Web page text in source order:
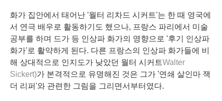
화가 집안에서 태어난 '월터 리차드 시커트'는 한 때 영국에
서 연극 배우로 활동하기도 했으나, 프랑스 파리에서 미술
공부를 하며 드가 등 인상파 화가의 영향으로 '후기 인상파
화가'로 활약하게 된다. 다른 프랑스의 인상파 화가들에 비
해 상대적으로 인지도가 낮았던 월터 시커트Walter
Sickert)가 본격적으로 유명해진 것은 그가 '연쇄 살인마 잭
더 리퍼'와 관련한 그림을 그리면서부터였다.